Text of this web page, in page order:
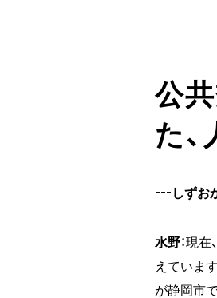
公
た
---しずお
水野：現
えていま
が静岡市